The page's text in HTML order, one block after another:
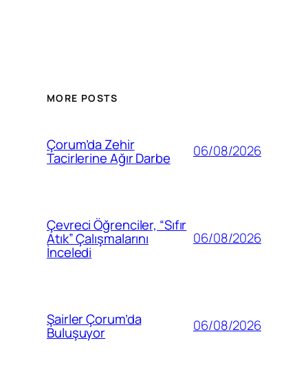
MORE POSTS
Çorum’da Zehir
Tacirlerine Ağır Darbe 06/08/2026
Çevreci Öğrenciler, “Sıfır
Atık” Çalışmalarını
İnceledi
06/08/2026
Şairler Çorum’da
Buluşuyor 06/08/2026